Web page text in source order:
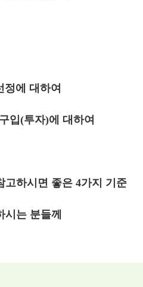
에 대하여
입(투자)에 대하여
고하시면 좋은 4가지 기준
는 분들께